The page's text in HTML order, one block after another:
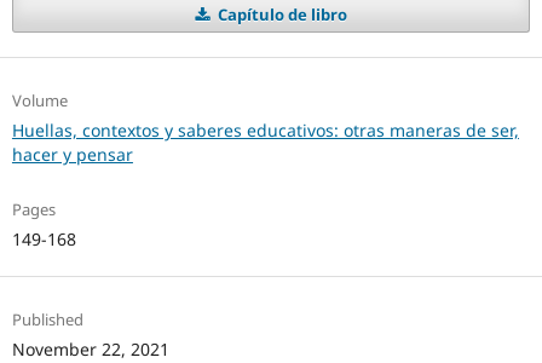
Capítulo de libro
Volume
Huellas, contextos y saberes educativos: otras maneras de ser,
hacer y pensar
Pages
149-168
Published
November 22, 2021